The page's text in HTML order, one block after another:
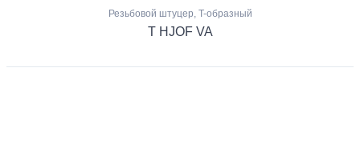
Резьбовой штуцер, T-образный
T HJOF VA